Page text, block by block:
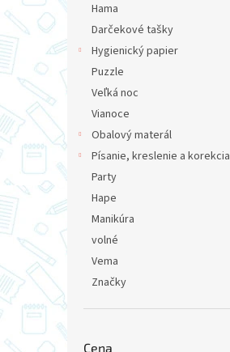
Hama
Darčekové tašky
Hygienický papier
Puzzle
Veľká noc
Vianoce
Obalový materál
Písanie, kreslenie a korekcia
Party
Hape
Manikúra
volné
Vema
Značky
Cena